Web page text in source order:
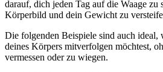
darauf, dich jeden Tag auf die Waage zu
Körperbild und dein Gewicht zu
Die folgenden Beispiele sind auch
deines Körpers mitverfolgen möchtest,
vermessen oder zu wiegen.